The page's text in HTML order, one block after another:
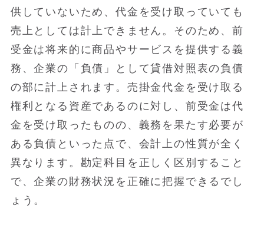
供していないため、代金を受け取っていても
売上としては計上できません。そのため、前
受金は将来的に商品やサービスを提供する義
務、企業の「負債」として貸借対照表の負債
の部に計上されます。売掛金代金を受け取る
権利となる資産であるのに対し、前受金は代
金を受け取ったものの、義務を果たす必要が
ある負債といった点で、会計上の性質が全く
異なります。勘定科目を正しく区別すること
で、企業の財務状況を正確に把握できるでし
ょう。